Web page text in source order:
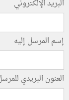
البريد الإلكتروني
إسم المرسل إليه
العنون البريدي